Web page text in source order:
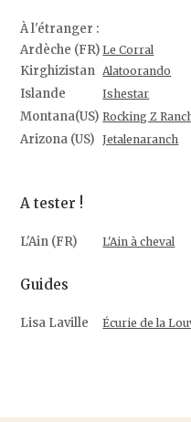
À l'étranger :
Ardèche (FR) Le Corral
Kirghizistan Alatoorando
Islande Ishestar
Montana(US) Rocking Z
Arizona (US) Jetalenaranch
A tester !
L'Ain (FR) L'Ain à cheval
Guides
Lisa Laville Écurie de la